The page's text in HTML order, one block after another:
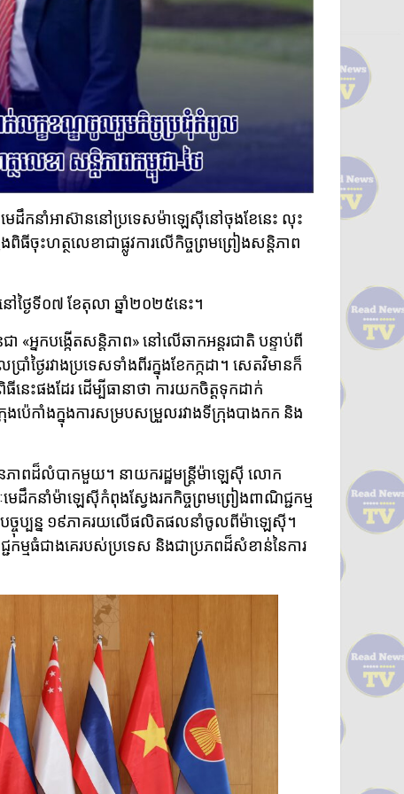
ដឹកនាំអាស៊ាននៅប្រទេសម៉ាឡេស៊ីនៅចុងខែនេះ លុះ
ចុះហត្ថលេខាជាផ្លូវការលើកិច្ចព្រមព្រៀងសន្តិភាព
ថ្ងៃទី០៧ ខែតុលា ឆ្នាំ២០២៥នេះ។
«អ្នកបង្កើតសន្តិភាព» នៅលើឆាកអន្តរជាតិ បន្ទាប់ពី
ថ្ងៃរវាងប្រទេសទាំងពីរក្នុងខែកក្កដា។ សេតវិមានក៏
ះផងដែរ ដើម្បីធានាថា ការយកចិត្តទុកដាក់
ប៉េកាំងក្នុងការសម្របសម្រួលរវាងទីក្រុងបាងកក និង
ានភាពដ៏លំបាកមួយ។ នាយករដ្ឋមន្ត្រីម៉ាឡេស៊ី លោក
េដឹកនាំម៉ាឡេស៊ីកំពុងស្វែងរកកិច្ចព្រមព្រៀងពាណិជ្ជកម្ម
ចុប្បន្ន ១៩ភាគរយលើផលិតផលនាំចូលពីម៉ាឡេស៊ី។
កម្មធំជាងគេរបស់ប្រទេស និងជាប្រភពដ៏សំខាន់នៃការ